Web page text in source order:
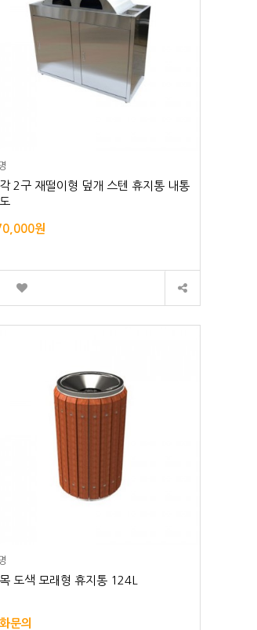
2구 재떨이형 덮개 스텐 휴지통 내통
원
도색 모래형 휴지통 124L
문의